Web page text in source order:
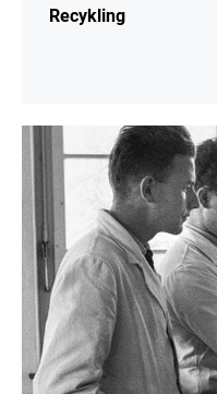
Recykling
informacji